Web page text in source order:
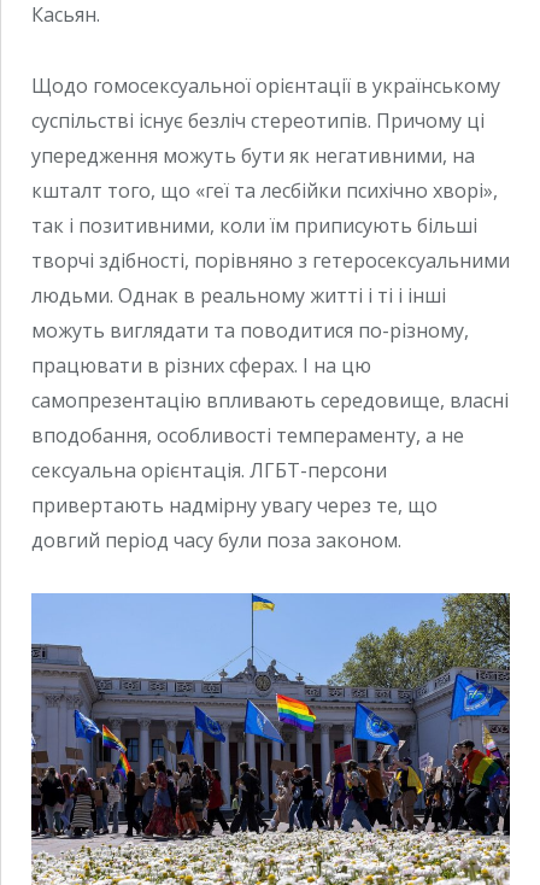
Касьян.
Щодо гомосексуальної орієнтації в українському
суспільстві існує безліч стереотипів. Причому ці
упередження можуть бути як негативними, на
кшталт того, що «геї та лесбійки психічно хворі»,
так і позитивними, коли їм приписують більші
творчі здібності, порівняно з гетеросексуальними
людьми. Однак в реальному житті і ті і інші
можуть виглядати та поводитися по-різному,
працювати в різних сферах. І на цю
самопрезентацію впливають середовище, власні
вподобання, особливості темпераменту, а не
сексуальна орієнтація. ЛГБТ-персони
привертають надмірну увагу через те, що
довгий період часу були поза законом.